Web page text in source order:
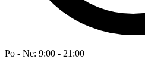
Po - Ne: 9:00 - 21:00